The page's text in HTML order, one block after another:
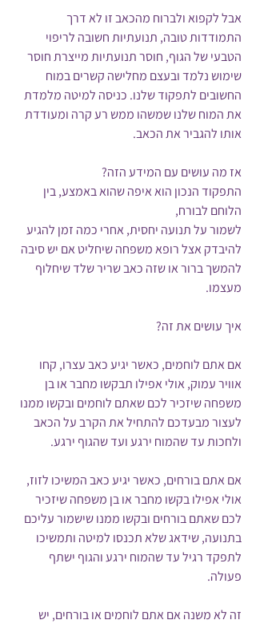
אבל לקפוא ולברוח מהכאב זו לא דרך
התמודדות טובה, תנועתיות חשובה לריפוי
הטבעי של הגוף, חוסר תנועתיות מייצרת חוסר
שימוש נלמד ובעצם מחלישה קשרים במוח
החשובים לתפקוד שלנו. כניסה למיטה מלמדת
את המוח שלנו שמשהו ממש רע קרה ומעודדת
אותו להגביר את הכאב.
אז מה עושים עם המידע הזה?
התפקוד הנכון הוא איפה שהוא באמצע, בין
הלוחם לבורח,
לשמור על תנועה יחסית, אחרי כמה זמן להגיע
להיבדק אצל רופא משפחה שיחליט אם יש סיבה
להמשך ברור או שזה כאב שריר שלד שיחלוף
מעצמו.
איך עושים את זה?
אם אתם לוחמים, כאשר יגיע כאב עצרו, קחו
אוויר עמוק, אולי אפילו תבקשו מחבר או בן
משפחה שיזכיר לכם שאתם לוחמים ובקשו ממנו
לעצור מבעדכם להתחיל את הקרב על הכאב
ולחכות עד שהמוח ירגע ועד שהגוף ירגע.
אם אתם בורחים, כאשר יגיע כאב המשיכו לזוז,
אולי אפילו בקשו מחבר או בן משפחה שיזכיר
לכם שאתם בורחים ובקשו ממנו שישמור עליכם
בתנועה, שידאג שלא תכנסו למיטה ותמשיכו
לתפקד רגיל עד שהמוח ירגע והגוף ישתף
פעולה.
זה לא משנה אם אתם לוחמים או בורחים, יש